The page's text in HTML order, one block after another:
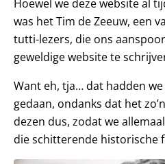
Hoewel we deze website al
was het Tim de Zeeuw, een
tutti-lezers, die ons
geweldige website te
Want eh, tja… dat hadden
gedaan, ondanks dat het
dezen dus, zodat we
die schitterende historische